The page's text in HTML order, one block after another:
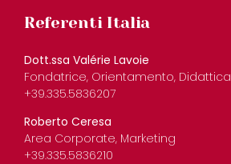
Referenti Italia
Dott.ssa Valérie Lavoie
Fondatrice, Orientamento, Didattica
+39.335.5836207
Roberto Ceresa
Area Corporate, Marketing
+39.335.5836210